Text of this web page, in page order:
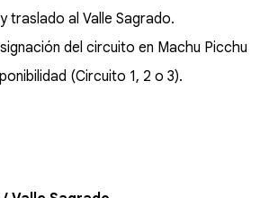
traslado al Valle Sagrado.
del circuito en Machu Picchu
(Circuito 1, 2 o 3).